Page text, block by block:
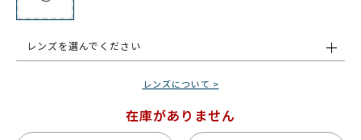
レンズを選んでください
レンズについて >
在庫がありません